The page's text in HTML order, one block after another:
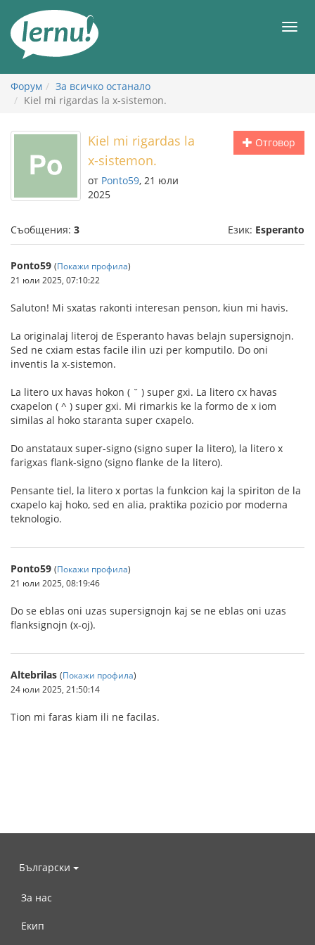
съдържанието
Форум
За всичко останало
Kiel mi rigardas la x-sistemon.
Отговор
Kiel mi rigardas la
x-sistemon.
от Ponto59, 21 юли
2025
Съобщения: 3 Език: Esperanto
Ponto59 (Покажи профила)
21 юли 2025, 07:10:22
Saluton! Mi sxatas rakonti interesan penson, kiun mi havis.
La originalaj literoj de Esperanto havas belajn supersignojn.
Sed ne cxiam estas facile ilin uzi per komputilo. Do oni
inventis la x-sistemon.
La litero ux havas hokon ( ˘ ) super gxi. La litero cx havas
cxapelon ( ^ ) super gxi. Mi rimarkis ke la formo de x iom
similas al hoko staranta super cxapelo.
Do anstataux super-signo (signo super la litero), la litero x
farigxas flank-signo (signo flanke de la litero).
Pensante tiel, la litero x portas la funkcion kaj la spiriton de la
cxapelo kaj hoko, sed en alia, praktika pozicio por moderna
teknologio.
Ponto59 (Покажи профила)
21 юли 2025, 08:19:46
Do se eblas oni uzas supersignojn kaj se ne eblas oni uzas
flanksignojn (x-oj).
Altebrilas (Покажи профила)
24 юли 2025, 21:50:14
Tion mi faras kiam ili ne facilas.
Български
За нас
Екип